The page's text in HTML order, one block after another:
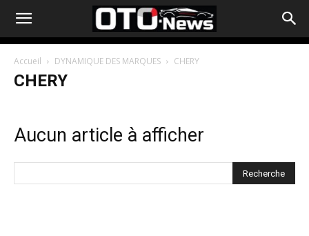
Accueil DYNAMIQUE DES MARQUES CHERY
CHERY
Aucun article à afficher